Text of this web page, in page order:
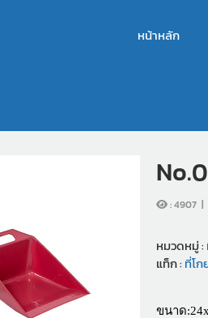
หน้าหลัก
:4907 |
หมวดหมู่ :
แท็ก : ที่โ
ขนาด